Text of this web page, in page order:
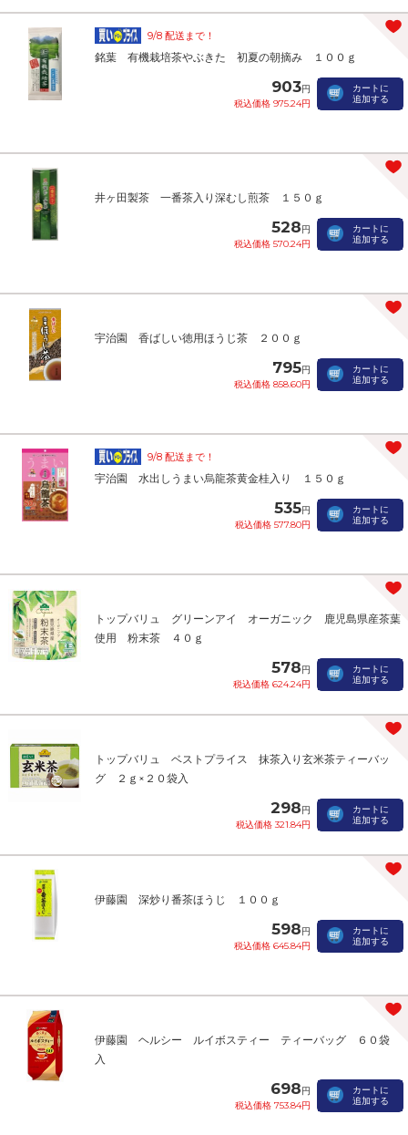
9/8 配送まで！
銘葉 有機栽培茶やぶきた 初夏の朝摘み １００ｇ
903円
税込価格 975.24円
カートに
追加する
井ヶ田製茶 一番茶入り深むし煎茶 １５０ｇ
528円
税込価格 570.24円
カートに
追加する
宇治園 香ばしい徳用ほうじ茶 ２００ｇ
795円
税込価格 858.60円
カートに
追加する
9/8 配送まで！
宇治園 水出しうまい烏龍茶黄金桂入り １５０ｇ
535円
税込価格 577.80円
カートに
追加する
トップバリュ グリーンアイ オーガニック 鹿児島県産茶葉
使用 粉末茶 ４０ｇ
578円
税込価格 624.24円
カートに
追加する
トップバリュ ベストプライス 抹茶入り玄米茶ティーバッ
グ ２ｇ×２０袋入
298円
税込価格 321.84円
カートに
追加する
伊藤園 深炒り番茶ほうじ １００ｇ
598円
税込価格 645.84円
カートに
追加する
伊藤園 ヘルシー ルイボスティー ティーバッグ ６０袋
入
698円
税込価格 753.84円
カートに
追加する